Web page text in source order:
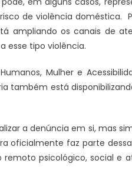
de violência doméstica.
ampliando os canais de
esse tipo violência.
Mulher e
também está
a denúncia em si, mas
oficialmente faz parte
psicológico, social e
serem
que diz o
JUAZEIRO
Colisão
Ponte